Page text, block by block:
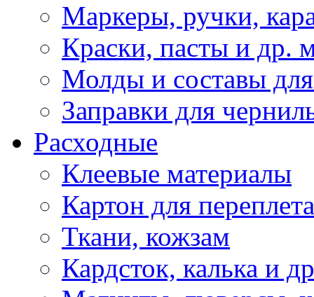
Маркеры, ручки,
Краски, пасты и др.
Молды и составы
Заправки для
Расходные
Клеевые материалы
Картон для переплета
Ткани, кожзам
Кардсток, калька и